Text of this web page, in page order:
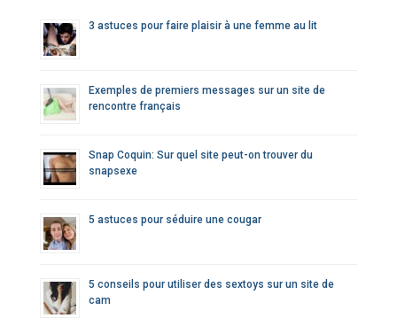
h
e
3 astuces pour faire plaisir à une femme au lit
Exemples de premiers messages sur un site de
rencontre français
Snap Coquin: Sur quel site peut-on trouver du
snapsexe
5 astuces pour séduire une cougar
5 conseils pour utiliser des sextoys sur un site de
cam